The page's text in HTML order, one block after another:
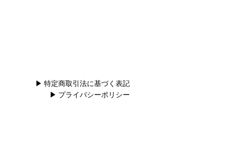
▶ 特定商取引法に基づく表記
▶ プライバシーポリシー